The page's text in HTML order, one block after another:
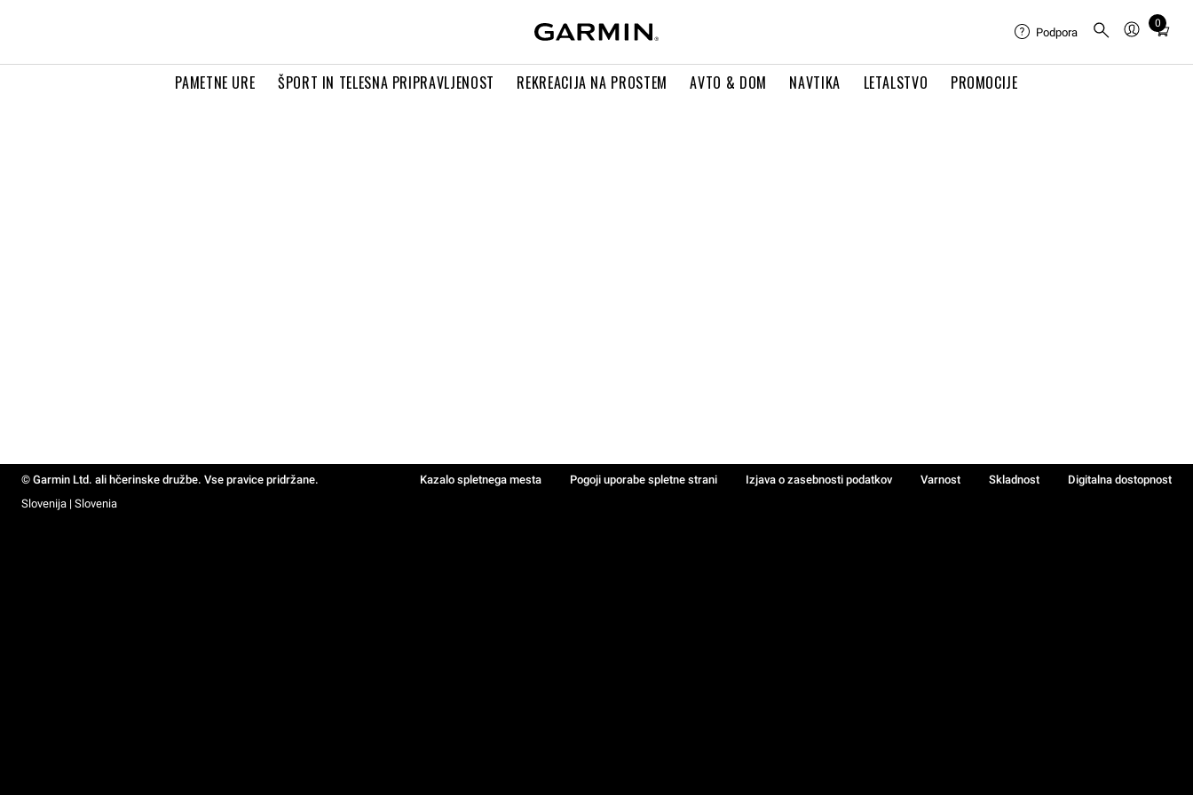
PAMETNE URE ŠPORT IN TELESNA PRIPRAVLJENOST REKREACIJA NA PROSTEM AVTO & DOM NAVTIKA LETALSTVO PROMOCIJE
Podpora
0
Total
in
© Garmin Ltd. ali hčerinske družbe. Vse pravice pridržane. Kazalo spletnega mesta Pogoji uporabe spletne strani Izjava o zasebnosti podatkov Varnost Skladnost
Digitalna dostopnost
Slovenija | Slovenia